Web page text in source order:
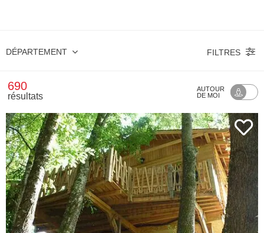
DÉPARTEMENT FILTRES
690
résultats
AUTOUR
DE MOI